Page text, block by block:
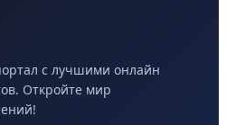
с лучшими онлайн
Откройте мир